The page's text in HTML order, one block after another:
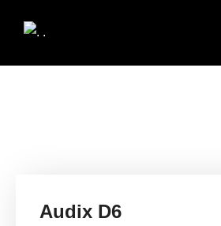
Audix D6